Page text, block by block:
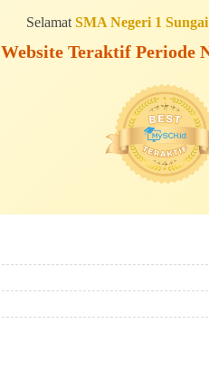
Selamat SMA Negeri 1
Website Teraktif Periode